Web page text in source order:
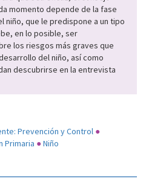
momento depende de la fase
que le predispone a un tipo
en lo posible, ser
los riesgos más graves que
del niño, así como
descubrirse en la entrevista
Prevención y Control ●
Primaria ●Niño